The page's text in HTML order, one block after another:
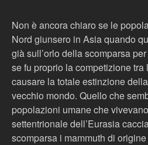
Non è ancora chiaro se le
Nord giunsero in Asia quando
già sull’orlo della scomparsa
se fu proprio la competizione
causare la totale estinzione
vecchio mondo. Quello che
popolazioni umane che
settentrionale dell’Eurasia
scomparsa i mammuth di